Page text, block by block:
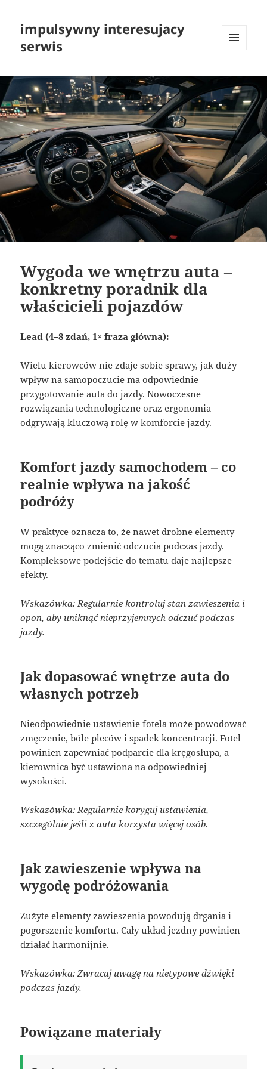
impulsywny interesujacy
serwis
WIDGETY
Wygoda we wnętrzu auta –
konkretny poradnik dla
właścicieli pojazdów
Lead (4–8 zdań, 1× fraza główna):
Wielu kierowców nie zdaje sobie sprawy, jak duży
wpływ na samopoczucie ma odpowiednie
przygotowanie auta do jazdy. Nowoczesne
rozwiązania technologiczne oraz ergonomia
odgrywają kluczową rolę w komforcie jazdy.
Komfort jazdy samochodem – co
realnie wpływa na jakość
podróży
W praktyce oznacza to, że nawet drobne elementy
mogą znacząco zmienić odczucia podczas jazdy.
Kompleksowe podejście do tematu daje najlepsze
efekty.
Wskazówka: Regularnie kontroluj stan zawieszenia i
opon, aby uniknąć nieprzyjemnych odczuć podczas
jazdy.
Jak dopasować wnętrze auta do
własnych potrzeb
Nieodpowiednie ustawienie fotela może powodować
zmęczenie, bóle pleców i spadek koncentracji. Fotel
powinien zapewniać podparcie dla kręgosłupa, a
kierownica być ustawiona na odpowiedniej
wysokości.
Wskazówka: Regularnie koryguj ustawienia,
szczególnie jeśli z auta korzysta więcej osób.
Jak zawieszenie wpływa na
wygodę podróżowania
Zużyte elementy zawieszenia powodują drgania i
pogorszenie komfortu. Cały układ jezdny powinien
działać harmonijnie.
Wskazówka: Zwracaj uwagę na nietypowe dźwięki
podczas jazdy.
Powiązane materiały